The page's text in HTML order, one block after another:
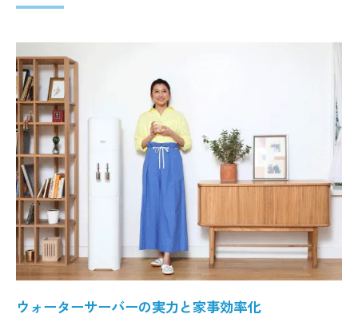
AURAウォーターサーバーで快適な時短生活
口コミで見るウォーターサーバー時短効果
卓上型ウォーターサーバーの省スペース活
コスパ重視の方にこそウォーターサーバーおす
すめ？
ウォーターサーバーのコスパを徹底解説
AURAウォーターサーバー料金と節約ポイン
ト
口コミで分かるコスパ重視ウォーターサー
ウォーターサーバーの実力と家事効率化